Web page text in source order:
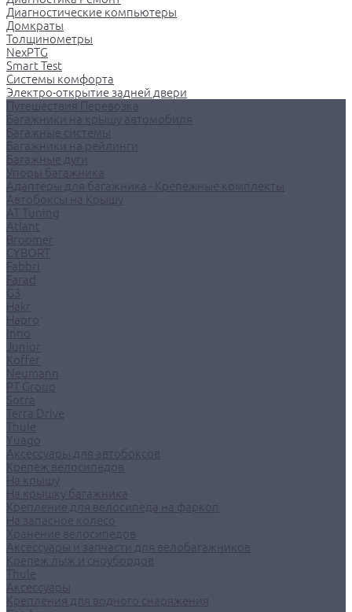
Диагностические компьютеры
Домкраты
Толщинометры
NexPTG
Smart Test
Системы комфорта
Электро-открытие задней двери
Путешествия Перевозка
Багажники на крышу автомобиля
Багажные системы
Багажники на рейлинги
Багажные дуги
Упоры багажника
Адаптеры для багажника - Крепежные комплекты
Автобоксы на Крышу
AT Tuning
Atlant
Broomer
CYBORT
Fabbri
Farad
G3
Hakr
Hapro
Inno
Junior
Koffer
Neumann
PT Group
Sotra
Terra Drive
Thule
Yuago
Аксессуары для автобоксов
Крепеж велосипедов
На крышу
На крышку багажника
Крепление для велосипеда на фаркоп
На запасное колесо
Хранение велосипедов
Аксессуары и запчасти для велобагажников
Крепеж лыж и сноубордов
Thule
Аксессуары
Крепления для водного снаряжения